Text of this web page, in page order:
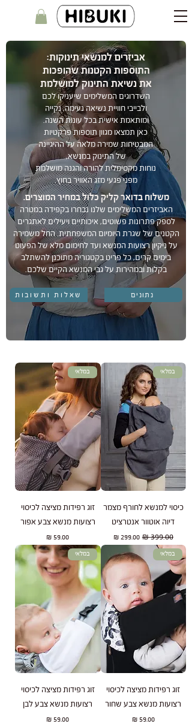
אביזרים למנשאי תינוקות:
התוספות הקטנות שהופכות
את נשיאת התינוק למושלמת
השדרוגים המשלימים שיעניקו לכם
ולבייבי חוויית נשיאה נעימה, נקייה
ומותאמת אישית בכל עונות השנה.
כאן תמצאו מגוון תוספות פרקטיות
המבטיחות שמירה מלאה על ההיגיינה
של התינוק במנשא,
נוחות מקסימלית להורה והגנה מושלמת
מפני פגעי מזג האוויר בחוץ.
משלוח בדואר קליק כלול במחיר המוצרים.
האביזרים המשלימים שלנו נבחרו בקפידה במטרה
לספק פתרונות פשוטים, איכותיים ויעילים לאתגרים
הקטנים של שגרת היומיום המשפחתית. החל משמירה
על ניקיון רצועות המנשא ועד לחימום מלא של הפעוט
בימים קרים, כל פריט בקטגוריה מתוכנן להשתלב
בקלות ובמהירות על גבי המנשא הקיים שלכם.
שאלות ותשובות נתונים
במלאי
כיסוי למנשא לחורף מצמר
דיוה אוטוור אנטרציט
מחיר רגיל‏399.00 ‏₪ מחיר מבצע‏299.00 ‏₪
במלאי
זוג רפידות מציצה לכיסוי
רצועות מנשא צבע אפור
מחיר
במלאי
זוג רפידות מציצה לכיסוי
רצועות מנשא צבע שחור
מחיר‏59.00 ‏₪
במלאי
זוג רפידות מציצה לכיסוי
רצועות מנשא צבע לבן
מחיר